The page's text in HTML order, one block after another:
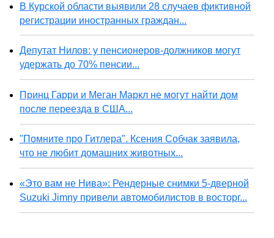
В Курской области выявили 28 случаев фиктивной
регистрации иностранных граждан...
Депутат Нилов: у пенсионеров-должников могут
удержать до 70% пенсии...
Принц Гарри и Меган Маркл не могут найти дом
после переезда в США...
"Помните про Гитлера". Ксения Собчак заявила,
что не любит домашних животных...
«Это вам не Нива»: Рендерные снимки 5-дверной
Suzuki Jimny привели автомобилистов в восторг...